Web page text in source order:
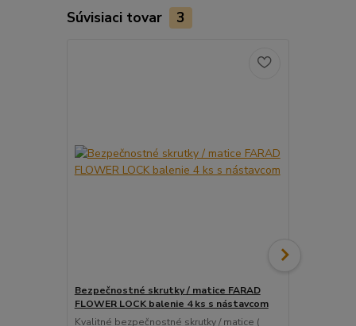
Súvisiaci tovar 3
Bezpečnostné skrutky / matice FARAD
FLOWER LOCK balenie 4 ks s nástavcom
Kvalitné bezpečnostné skrutky / matice (